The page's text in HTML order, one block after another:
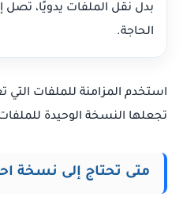
بدل نقل الملفات يدويًا، تصل
الحاجة.
استخدم المزامنة للملفات التي
تجعلها النسخة الوحيدة
متى تحتاج إلى نسخة